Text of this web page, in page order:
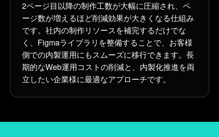
2ページ目以降の制作工数が大幅に圧縮され、ペ
ージ数が増えるほど削減効果が大きくなる仕組み
です。社内の制作リソースを補完するだけでな
く、Figmaライブラリを整備することで、お客様
側での内製運用にもスムーズに移行できます。長
期的なWeb運用コストの削減と、内製化推進を両
立したい企業様に最適なアプローチです。